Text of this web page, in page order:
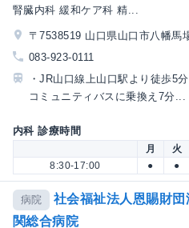
腎臓内科 緩和ケア科 精...
〒7538519 山口県山口市八幡馬
083-923-0111
・JR山口線上山口駅より徒歩5
コミュニティバスに乗換え7分...
内科 診療時間
月 火
8:30-17:00
● ●
病院
社会福祉法人恩賜財
関総合病院